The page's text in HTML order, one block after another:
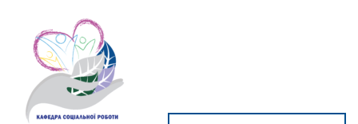
вмісту
(натисніть
Enter)